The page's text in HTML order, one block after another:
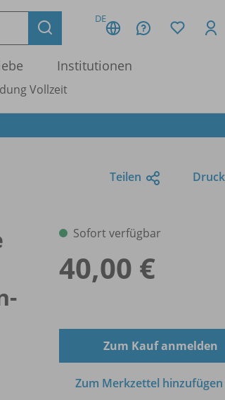
DE
Institutionen
Vollzeit
Teilen
Sofort verfügbar
40,00 €
Zum Kauf anmelden
Zum Merkzettel hinzufügen